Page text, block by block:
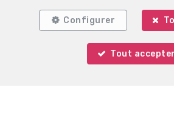
Configurer
Tout accepter